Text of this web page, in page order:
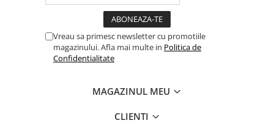
Vreau sa primesc newsletter cu promotiile
magazinului. Afla mai multe in Politica de
Confidentialitate
MAGAZINUL MEU
CLIENTI